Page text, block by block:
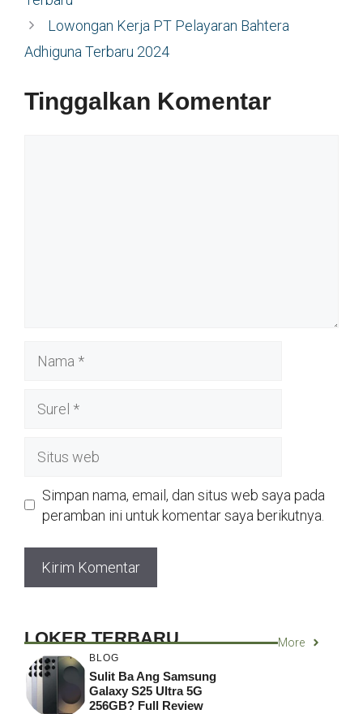
Lowongan Kerja PT Pelayaran Bahtera
Adhiguna Terbaru 2024
Tinggalkan Komentar
web
Simpan nama, email, dan situs web saya pada
peramban ini untuk komentar saya berikutnya.
LOKER TERBARU More
BLOG
Sulit Ba Ang Samsung
Galaxy S25 Ultra 5G
256GB? Full Review